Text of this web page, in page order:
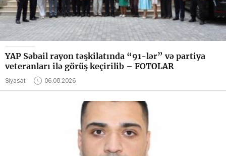
YAP Səbail rayon təşkilatında “91-lər” və partiya
veteranları ilə görüş keçirilib – FOTOLAR
Siyasət 06.08.2026